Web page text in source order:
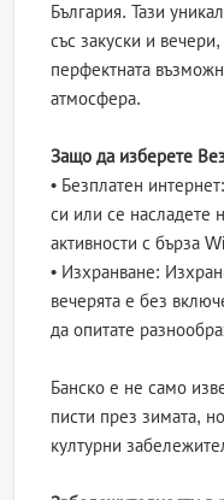
България. Тази
със закуски и
перфектната
атмосфера.
Защо да изберете
• Безплатен
си или се насладете
активности с бърза
• Изхранване:
вечерята е без
да опитате
Банско е не само
писти през зимата,
културни